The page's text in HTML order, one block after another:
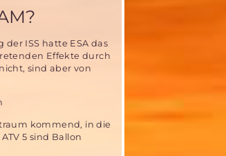
der ISS hatte ESA das
Effekte durch
sind aber von
kommend, in die
5 sind Ballon